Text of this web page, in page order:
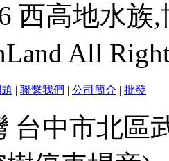
西高地水族
All
| 聯繫我們 | 公司簡介 | 批發
台中市北區